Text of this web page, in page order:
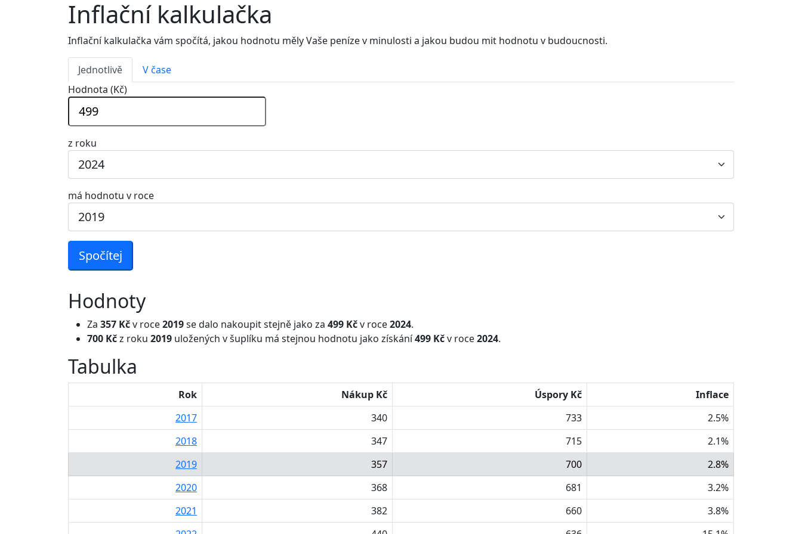
Inflační kalkulačka
Inflační kalkulačka vám spočítá, jakou hodnotu měly Vaše peníze v minulosti a jakou budou mit hodnotu v budoucnosti.
Jednotlivě
V čase
Hodnota (Kč)
z roku
má hodnotu v roce
Spočítej
Hodnoty
Za 357 Kčv roce2019se dalo nakoupit stejně jako za 499 Kčv roce2024.
700 Kčz roku 2019 uložených v šuplíku má stejnou hodnotu jako získání499 Kčv roce2024.
Tabulka
Rok Nákup Kč Úspory Kč
Inflace
2017
340 733
2.5%
2018
347 715
2.1%
2019
357 700
2.8%
2020
368 681
3.2%
2021
382 660
3.8%